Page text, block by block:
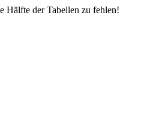
Hälfte der Tabellen zu fehlen!